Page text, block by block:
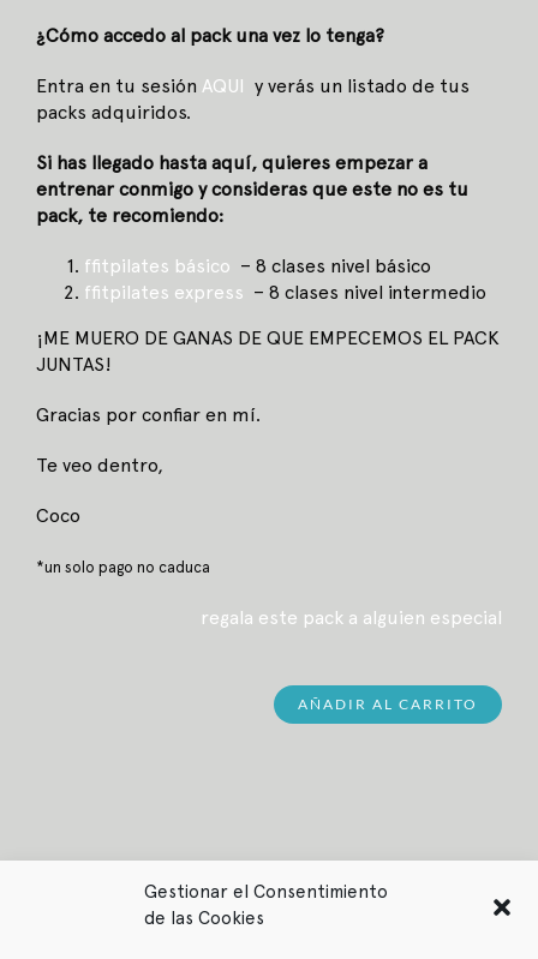
Gestionar el Consentimiento
de las Cookies
¿Cómo accedo al pack una vez lo tenga?
Entra en tu sesión AQUI y verás un listado de tus
packs adquiridos.
Si has llegado hasta aquí, quieres empezar a
entrenar conmigo y consideras que este no es tu
pack, te recomiendo:
ffitpilates básico – 8 clases nivel básico
ffitpilates express – 8 clases nivel intermedio
¡ME MUERO DE GANAS DE QUE EMPECEMOS EL PACK
JUNTAS!
Gracias por confiar en mí.
Te veo dentro,
Coco
*un solo pago no caduca
regala este pack a alguien especial
AÑADIR AL CARRITO